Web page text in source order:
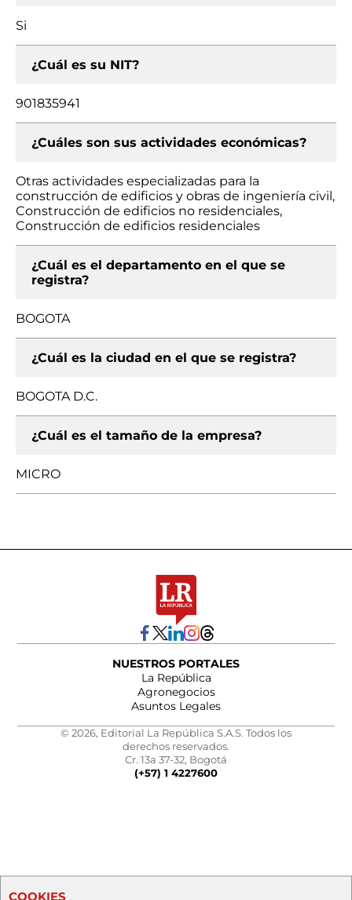
Si
¿Cuál es su NIT?
901835941
¿Cuáles son sus actividades económicas?
Otras actividades especializadas para la
construcción de edificios y obras de ingeniería civil,
Construcción de edificios no residenciales,
Construcción de edificios residenciales
¿Cuál es el departamento en el que se
registra?
BOGOTA
¿Cuál es la ciudad en el que se registra?
BOGOTA D.C.
¿Cuál es el tamaño de la empresa?
MICRO
NUESTROS PORTALES
La República
Agronegocios
Asuntos Legales
© 2026, Editorial La República S.A.S. Todos los
derechos reservados.
Cr. 13a 37-32, Bogotá
(+57) 1 4227600
COOKIES